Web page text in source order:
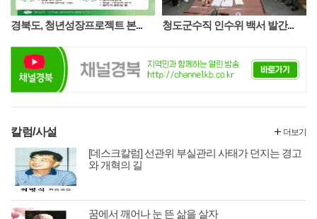
경북도, 청년성장프로젝트 본... 청도군수직 인수위 백서 발간...
칼럼/사설
[데스크칼럼] 선관위 부실관리 사태가 던지는 경고
와 개혁의 길
꿈에서 깨어나 눈 뜬 삶을 살자
더보기